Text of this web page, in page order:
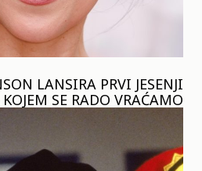
LANSIRA PRVI JESENJI
SE RADO VRAĆAMO